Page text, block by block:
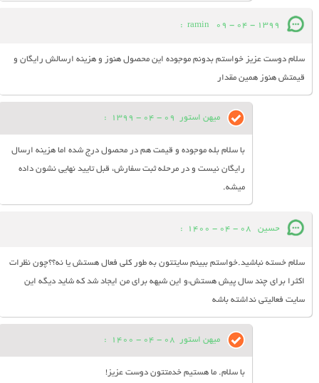
ramin 09 - 04 - 1399
:
سلام دوست عزیز خواستم بدونم موجوده این محصول هنوز و هزینه ارسالش رایگان و
قیمتش هنوز همین مقدار
میهن استور 09 - 04 - 1399
:
با سلام بله موجوده و قیمت هم در محصول درج شده اما هزینه ارسال
رایگان نیست و در مرحله ثبت سفارش، قبل تایید نهایی نشون داده
میشه.
حسین 08 - 04 - 1400
:
سلام خسته نباشید.خواستم ببینم سایتتون به طور کلی فعال هستش یا نه؟؟چون نظرات
اکثرا برای چند سال پیش هستش،و این شبهه برای من ایجاد شد که شاید دیگه این
سایت فعالیتی نداشته باشه
میهن استور 08 - 04 - 1400
:
با سلام. ما هستیم خدمتتون دوست عزیز!